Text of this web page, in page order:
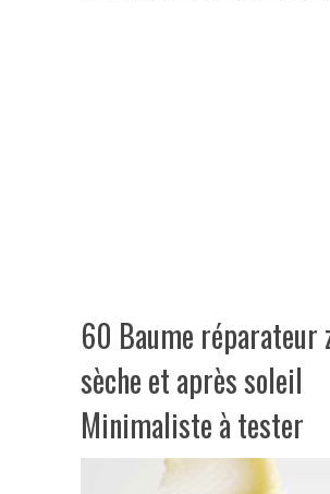
60 Baume réparateur
sèche et après soleil
Minimaliste à tester